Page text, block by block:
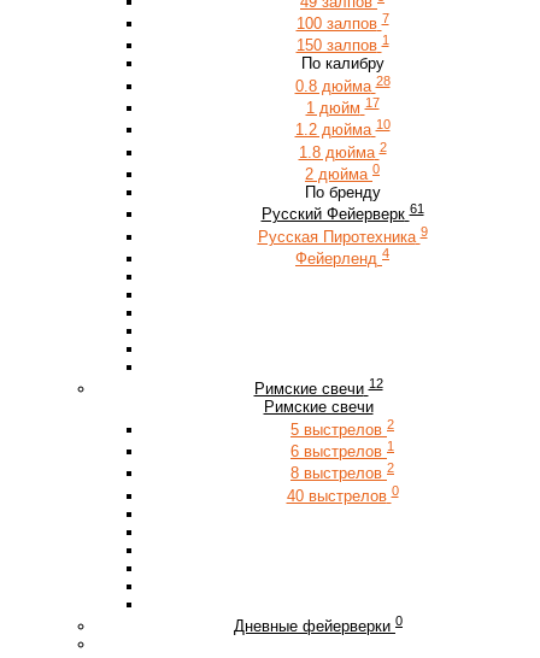
100 залпов 7
150 залпов 1
По калибру
0.8 дюйма 28
1 дюйм 17
1.2 дюйма 10
1.8 дюйма 2
2 дюйма 0
По бренду
Русский Фейерверк 61
Русская Пиротехника 9
Фейерленд 4
Римские свечи 12
Римские свечи
5 выстрелов 2
6 выстрелов 1
8 выстрелов 2
40 выстрелов 0
Дневные фейерверки 0